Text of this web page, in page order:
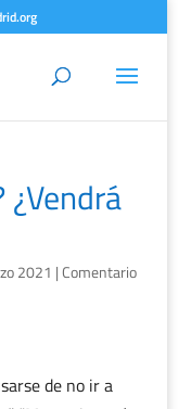
¿Vendrá
2021 |Comentario
de no ir a